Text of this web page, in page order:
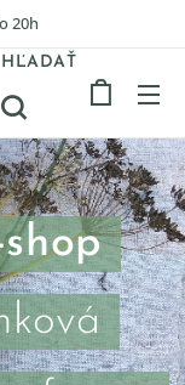
20h
HĽADAŤ